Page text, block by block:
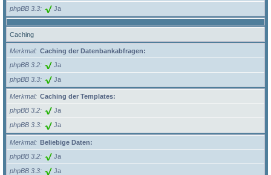
phpBB 3.3 Ja
Caching
Merkmal
Caching der Datenbankabfragen:
phpBB 3.2
Ja
phpBB 3.3 Ja
Merkmal
Caching der Templates:
phpBB 3.2
Ja
phpBB 3.3 Ja
Merkmal
Beliebige Daten:
phpBB 3.2
Ja
phpBB 3.3 Ja